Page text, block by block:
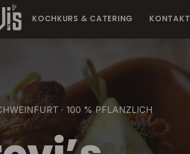
KOCHKURS & CATERING KONTAKT
· 100 % PFLANZLICH